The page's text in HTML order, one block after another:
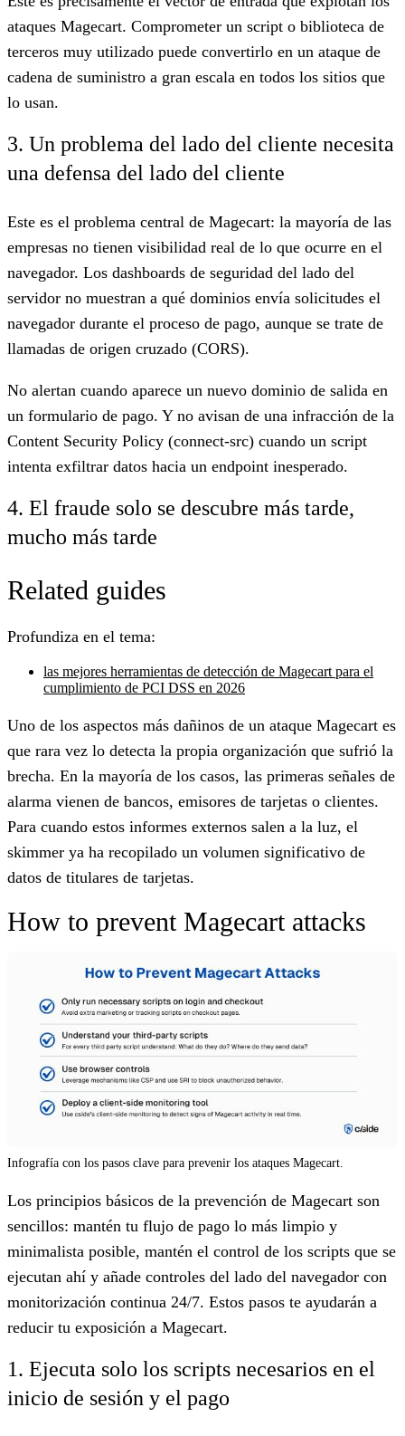
ataques Magecart. Comprometer un script o biblioteca de
terceros muy utilizado puede convertirlo en un ataque de
cadena de suministro a gran escala en todos los sitios que
lo usan.
3. Un problema del lado del cliente necesita
una defensa del lado del cliente
Este es el problema central de Magecart: la mayoría de las
empresas no tienen visibilidad real de lo que ocurre en el
navegador. Los dashboards de seguridad del lado del
servidor no muestran a qué dominios envía solicitudes el
navegador durante el proceso de pago, aunque se trate de
llamadas de origen cruzado (CORS).
No alertan cuando aparece un nuevo dominio de salida en
un formulario de pago. Y no avisan de una infracción de la
Content Security Policy (connect-src) cuando un script
intenta exfiltrar datos hacia un endpoint inesperado.
4. El fraude solo se descubre más tarde,
mucho más tarde
Related guides
Profundiza en el tema:
las mejores herramientas de detección de Magecart para el
cumplimiento de PCI DSS en 2026
Uno de los aspectos más dañinos de un ataque Magecart es
que rara vez lo detecta la propia organización que sufrió la
brecha. En la mayoría de los casos, las primeras señales de
alarma vienen de bancos, emisores de tarjetas o clientes.
Para cuando estos informes externos salen a la luz, el
skimmer ya ha recopilado un volumen significativo de
datos de titulares de tarjetas.
How to prevent Magecart attacks
Infografía con los pasos clave para prevenir los ataques Magecart.
Los principios básicos de la prevención de Magecart son
sencillos: mantén tu flujo de pago lo más limpio y
minimalista posible, mantén el control de los scripts que se
ejecutan ahí y añade controles del lado del navegador con
monitorización continua 24/7. Estos pasos te ayudarán a
reducir tu exposición a Magecart.
1. Ejecuta solo los scripts necesarios en el
inicio de sesión y el pago